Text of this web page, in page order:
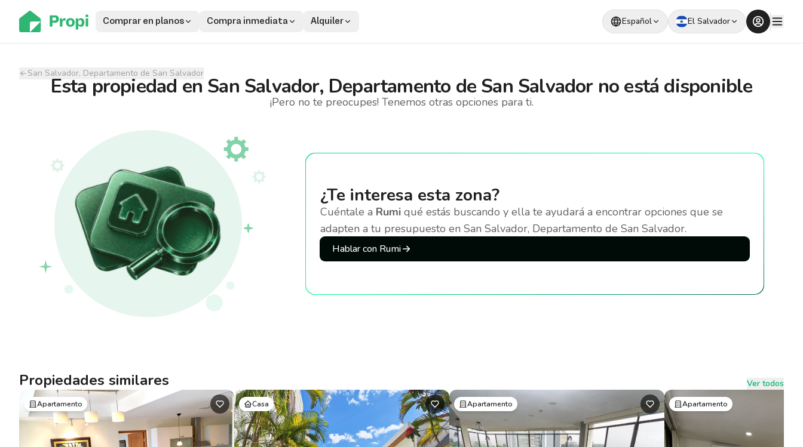
Comprar en planos Compra inmediata Alquiler Español El Salvador
San Salvador, Departamento de San Salvador
Esta propiedad en San Salvador, Departamento de San Salvador no está disponible
¡Pero no te preocupes! Tenemos otras opciones para ti.
¿Te interesa esta zona?
Cuéntale a Rumi qué estás buscando y ella te ayudará a encontrar opciones que se
adapten a tu presupuesto en San Salvador, Departamento de San Salvador.
Hablar con Rumi
Propiedades similares Ver todos
Apartamento Casa Apartamento Apartamento